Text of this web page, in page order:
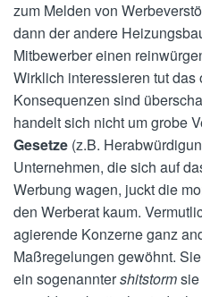
zum Melden von
dann der andere
Mitbewerber einen
Wirklich interessieren tut
Konsequenzen sind
handelt sich nicht um grobe
Gesetze (z.B.
Unternehmen, die sich auf
Werbung wagen, juckt die
den Werberat kaum.
agierende Konzerne ganz
Maßregelungen gewöhnt.
ein sogenanntershitstorm